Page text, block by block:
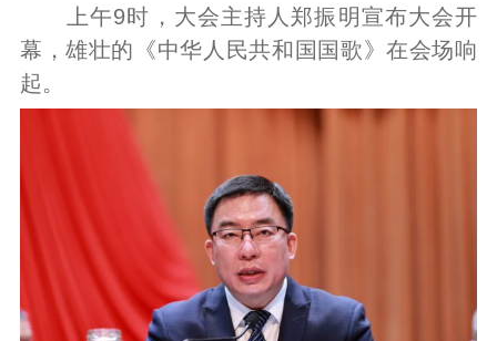
上午9时，大会主持人郑振明宣布大会开
幕，雄壮的《中华人民共和国国歌》在会场响
起。